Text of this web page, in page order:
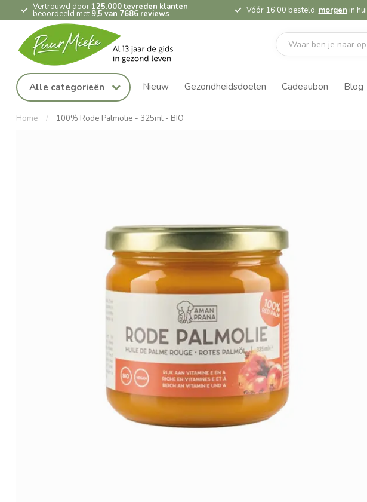
Vertrouwd door 125.000 tevreden klanten,
beoordeeld met 9,5 van 7686 reviews Vóór 16:00 besteld, morgen in
Alle categorieën Nieuw Gezondheidsdoelen Cadeaubon Blog
Home / 100% Rode Palmolie - 325ml - BIO